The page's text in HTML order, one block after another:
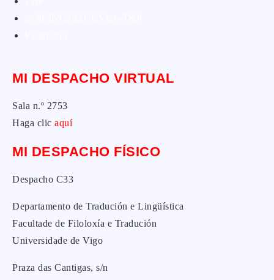
MI DESPACHO VIRTUAL
Sala n.º 2753
Haga clic aquí
MI DESPACHO FÍSICO
Despacho C33
Departamento de Tradución e Lingüística
Facultade de Filoloxía e Tradución
Universidade de Vigo
Praza das Cantigas, s/n